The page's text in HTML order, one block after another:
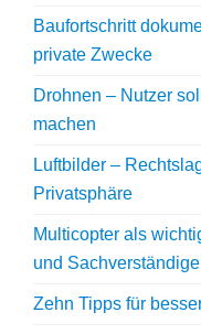
Baufortschritt
private Zwecke
Drohnen – Nutzer
machen
Luftbilder –
Privatsphäre
Multicopter als
und Sachverständige
Zehn Tipps für